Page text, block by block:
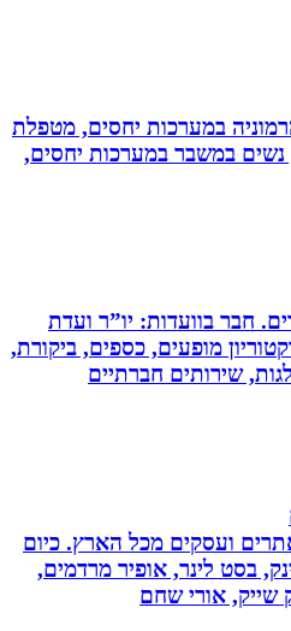
במערכות יחסים, מטפלת
במשבר במערכות יחסים,
בוועדות: יו”ר ועדת
מופעים, כספים, ביקורת,
שירותים חברתיים
ועסקים מכל הארץ. כיום
לינר, אופיר מרדמים,
אורי שחם